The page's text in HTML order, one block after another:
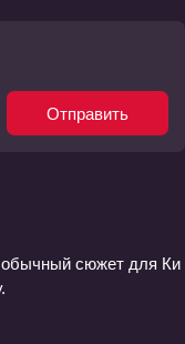
Отправить
обычный сюжет для Ки